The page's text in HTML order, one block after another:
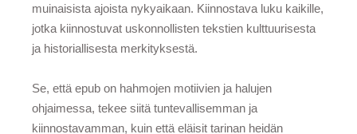
muinaisista ajoista nykyaikaan. Kiinnostava luku kaikille,
jotka kiinnostuvat uskonnollisten tekstien kulttuurisesta
ja historiallisesta merkityksestä.
Se, että epub on hahmojen motiivien ja halujen
ohjaimessa, tekee siitä tuntevallisemman ja
kiinnostavamman, kuin että eläisit tarinan heidän